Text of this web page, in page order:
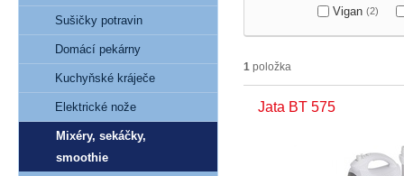
Vigan (2)
1 položka
Jata BT 575
Sušičky potravin
Domácí pekárny
Kuchyňské kráječe
Elektrické nože
Mixéry, sekáčky,
smoothie